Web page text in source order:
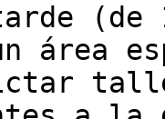
(de
área